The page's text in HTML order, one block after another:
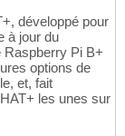
développé pour
à jour du
Raspberry Pi B+
options de
et, fait
les unes sur